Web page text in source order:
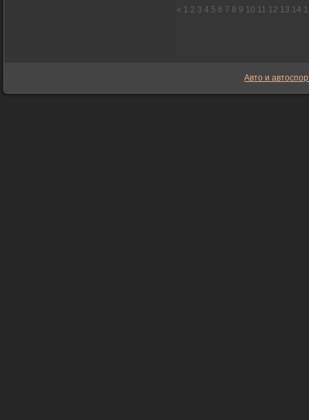
« 1 2 3 4 5 6 7 8 9 10 11 12 13 14
Авто и